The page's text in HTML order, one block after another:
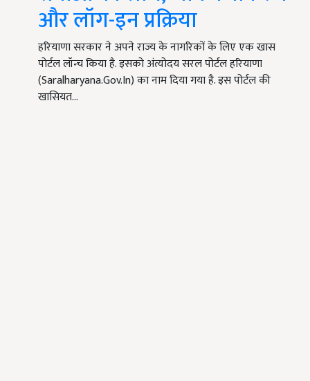
और लॉग-इन प्रक्रिया
हरियाणा सरकार ने अपने राज्य के नागरिकों के लिए एक खास
पोर्टल लॉन्च किया है. इसको अंत्योदय सरल पोर्टल हरियाणा
(Saralharyana.Gov.In) का नाम दिया गया है. इस पोर्टल की
खासियत…